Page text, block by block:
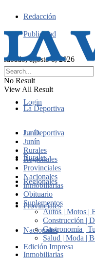
Redacción
Publicidad
sábado, agosto 8, 2026
Login
No Result
View All Result
La Deportiva
Junín
Rurales
Regionales
Provinciales
Nacionales
Inmobiliarias
La Deportiva
Junín
Rurales
Regionales
Provinciales
Nacionales
Inmobiliarias
Obituario
Suplementos
Autos | Motos |
Construcción |
Gastronomía |
Salud | Moda |
Edición Impresa